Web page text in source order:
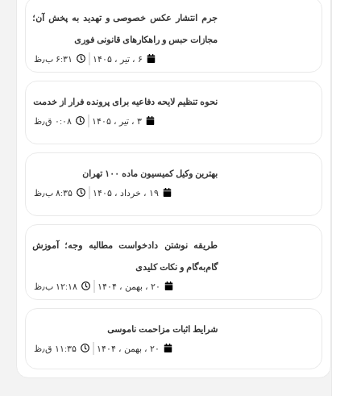
جرم انتشار عکس خصوصی و تهدید به پخش آن؛
مجازات حبس و راهکارهای قانونی فوری
۶ ، تیر ، ۱۴۰۵
۶:۳۱ ب٫ظ
نحوه تنظیم لایحه دفاعیه برای پرونده فرار از خدمت
۳ ، تیر ، ۱۴۰۵
۰:۰۸ ق٫ظ
بهترین وکیل کمیسیون ماده ۱۰۰ تهران
۱۹ ، خرداد ، ۱۴۰۵
۸:۳۵ ب٫ظ
طریقه نوشتن دادخواست مطالبه وجه؛ آموزش
گام‌به‌گام و نکات کلیدی
۲۰ ، بهمن ، ۱۴۰۴
۱۲:۱۸ ب٫ظ
شرایط اثبات مزاحمت ناموسی
۲۰ ، بهمن ، ۱۴۰۴
۱۱:۳۵ ق٫ظ